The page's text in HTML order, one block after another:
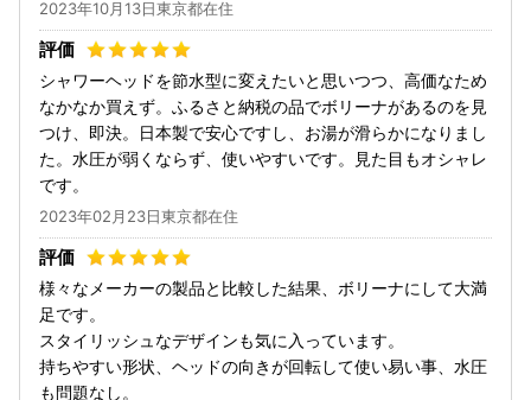
2023年10月13日東京都在住
シャワーヘッドを節水型に変えたいと思いつつ、高価なため
なかなか買えず。ふるさと納税の品でボリーナがあるのを見
つけ、即決。日本製で安心ですし、お湯が滑らかになりまし
た。水圧が弱くならず、使いやすいです。見た目もオシャレ
です。
2023年02月23日東京都在住
様々なメーカーの製品と比較した結果、ボリーナにして大満
足です。
スタイリッシュなデザインも気に入っています。
持ちやすい形状、ヘッドの向きが回転して使い易い事、水圧
も問題なし。